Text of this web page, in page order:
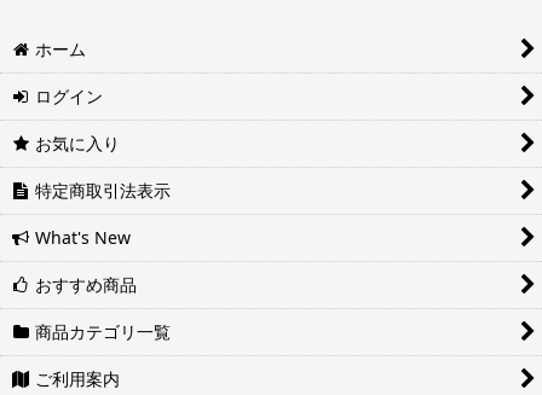
日時指定は4日後以降の指定となります。それ以前の日時指定をご希
望の場合は備考欄に記入をお願いします。
■地域ごとの最短配達日時について
い。
ヤマト運輸サービスレベル一覧表(PDF)
西濃運輸サービスレベル一覧表(PDF)
ホーム
ログイン
お気に入り
特定商取引法表示
What's New
おすすめ商品
商品カテゴリ一覧
ご利用案内